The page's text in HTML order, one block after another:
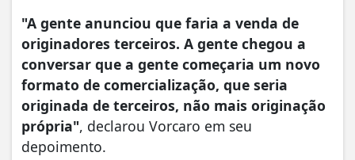
"A gente anunciou que faria a venda de
originadores terceiros. A gente chegou a
conversar que a gente começaria um novo
formato de comercialização, que seria
originada de terceiros, não mais originação
própria", declarou Vorcaro em seu
depoimento.